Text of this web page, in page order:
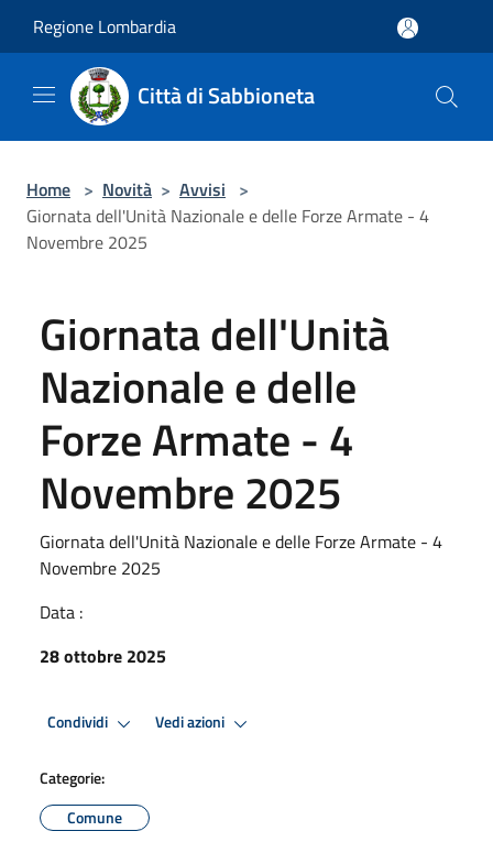
Regione Lombardia
Città di Sabbioneta
Home > Novità > Avvisi >
Giornata dell'Unità Nazionale e delle Forze Armate - 4
Novembre 2025
Giornata dell'Unità
Nazionale e delle
Forze Armate - 4
Novembre 2025
Giornata dell'Unità Nazionale e delle Forze Armate - 4
Novembre 2025
Data :
28 ottobre 2025
Condividi Vedi azioni
Categorie:
Comune